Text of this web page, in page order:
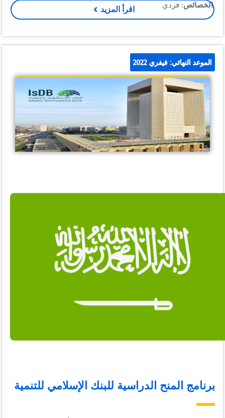
الخصائص: فردي اقرأ المزيد
الموعد النهائي: فيفري 2022
برنامج المنح الدراسية للبنك الإسلامي للتنمية